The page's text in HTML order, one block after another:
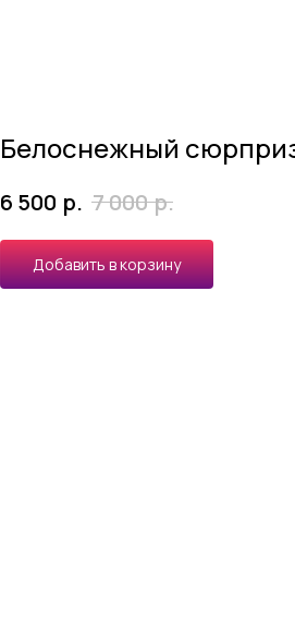
Белоснежный
6 500 р. 7 000 р.
Добавить в корзину